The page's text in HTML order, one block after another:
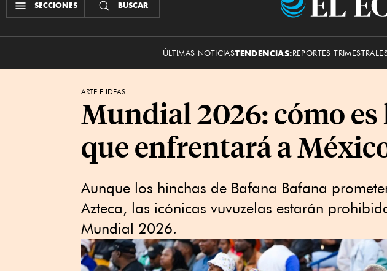
SECCIONES BUSCAR
ÚLTIMAS NOTICIASTENDENCIAS:REPORTES
ARTE E IDEAS
Mundial 2026: cómo
que enfrentará a
Aunque los hinchas de Bafana Bafana
Azteca, las icónicas vuvuzelas estarán
Mundial 2026.